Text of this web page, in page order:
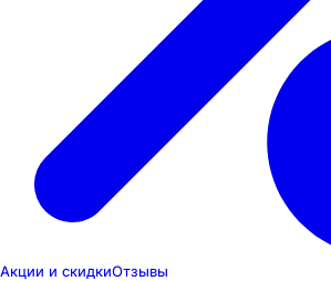
Акции и скидкиОтзывы